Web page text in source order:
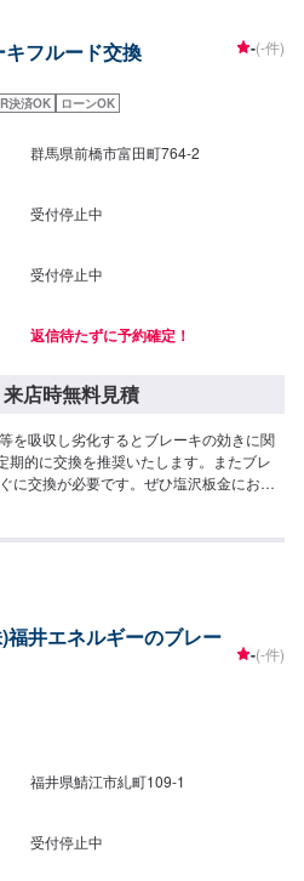
フルード交換 -(-件)
決済OK ローンOK
群馬県前橋市富田町764-2
受付停止中
受付停止中
返信待たずに予約確定！
来店時無料見積
を吸収し劣化するとブレーキの効きに関
期的に交換を推奨いたします。またブレ
に交換が必要です。ぜひ塩沢板金にお任
福井エネルギーのブレー
-(-件)
福井県鯖江市糺町109-1
受付停止中